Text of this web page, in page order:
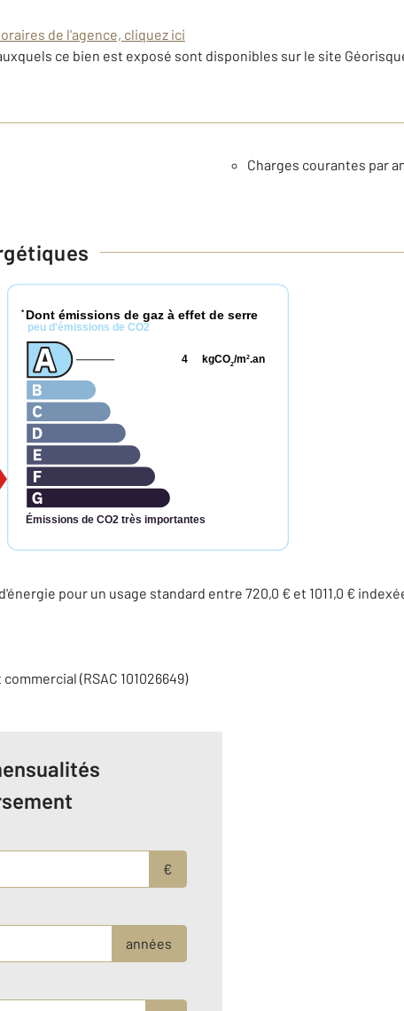
de l'agence, cliquez ici
ce bien est exposé sont disponibles sur le site
Charges courantes par
* Dont émissions de gaz à effet de serre
peu d'émissions de CO2
Émissions de CO2 très importantes
kgCO2/m2.an
4
pour un usage standard entre 720,0 € et 1011,0 €
commercial (RSAC 101026649)
€
années